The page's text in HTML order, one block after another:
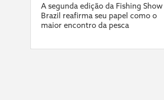
A segunda edição da Fishing Show
Brazil reafirma seu papel como o
maior encontro da pesca